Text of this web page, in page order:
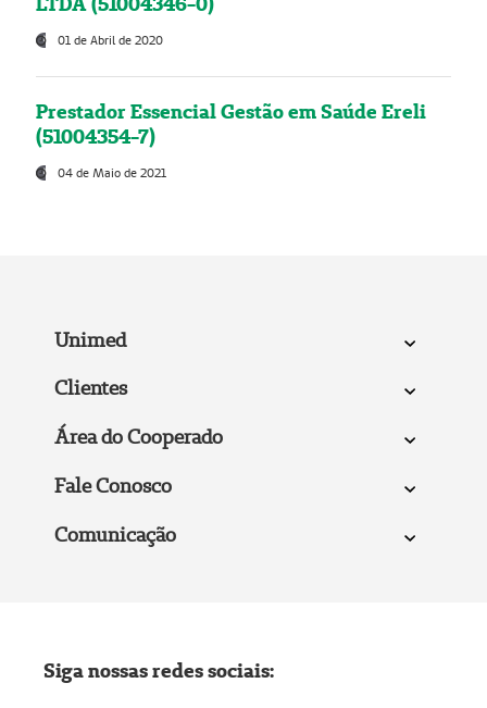
01 de Abril de 2020
Prestador Essencial Gestão em Saúde Ereli
(51004354-7)
04 de Maio de 2021
Unimed
Clientes
Área do Cooperado
Fale Conosco
Comunicação
Siga nossas redes sociais: